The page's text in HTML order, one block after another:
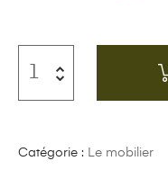
Catégorie : Le mobilier